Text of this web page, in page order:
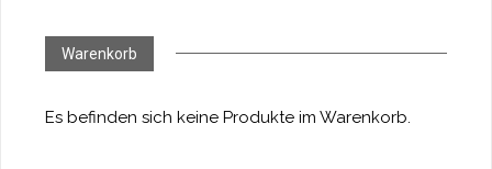
Warenkorb
Es befinden sich keine Produkte im Warenkorb.